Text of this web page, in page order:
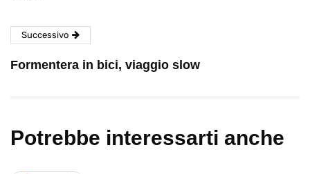
Successivo
Formentera in bici, viaggio slow
Potrebbe interessarti anche